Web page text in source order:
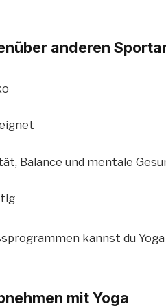
anderen
Balance und mentale
kannst du
mit Yoga